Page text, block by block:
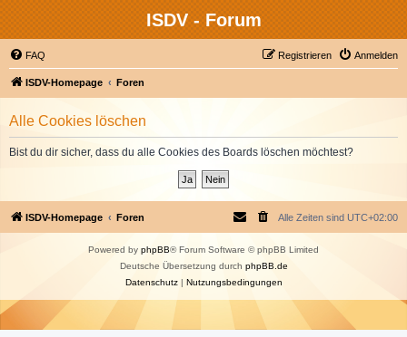
ISDV - Forum
FAQ Anmelden
Registrieren
ISDV-Homepage Foren
Alle Cookies löschen
Bist du dir sicher, dass du alle Cookies des Boards löschen möchtest?
ISDV-Homepage Foren Alle Zeiten sind UTC+02:00
Powered by phpBB® Forum Software © phpBB Limited
Deutsche Übersetzung durch phpBB.de
Datenschutz| Nutzungsbedingungen